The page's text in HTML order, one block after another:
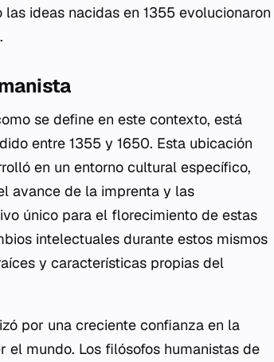
ideas nacidas en 1355 evolucionaron
se define en este contexto, está
entre 1355 y 1650. Esta ubicación
en un entorno cultural específico,
avance de la imprenta y las
único para el florecimiento de estas
intelectuales durante estos mismos
y características propias del
por una creciente confianza en la
mundo. Los filósofos humanistas de